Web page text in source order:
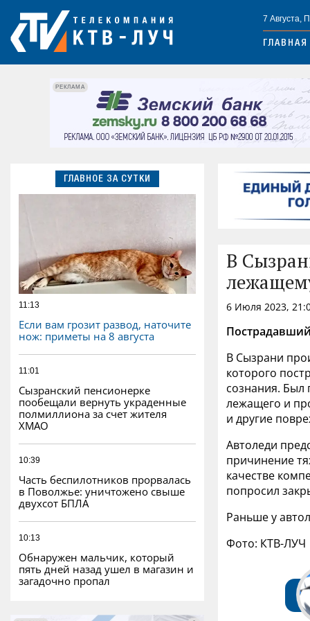
7 Августа,
ГЛАВНАЯ
РЕКЛАМА
ГЛАВНОЕ ЗА СУТКИ
11:13
Если вам грозит развод, наточите
нож: приметы на 8 августа
11:01
Сызранский пенсионерке
пообещали вернуть украденные
полмиллиона за счет жителя
ХМАО
10:39
Часть беспилотников прорвалась
в Поволжье: уничтожено свыше
двухсот БПЛА
10:13
Обнаружен мальчик, который
пять дней назад ушел в магазин и
загадочно пропал
В
6 Июля 2023,
В Сызрани
которого
сознания. Был
лежащего и
и другие
Автоледи
причинение
качестве
попросил
Раньше у
Фото: КТВ-ЛУЧ